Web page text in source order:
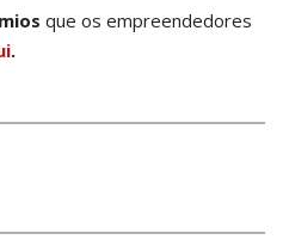
que os empreendedores
.